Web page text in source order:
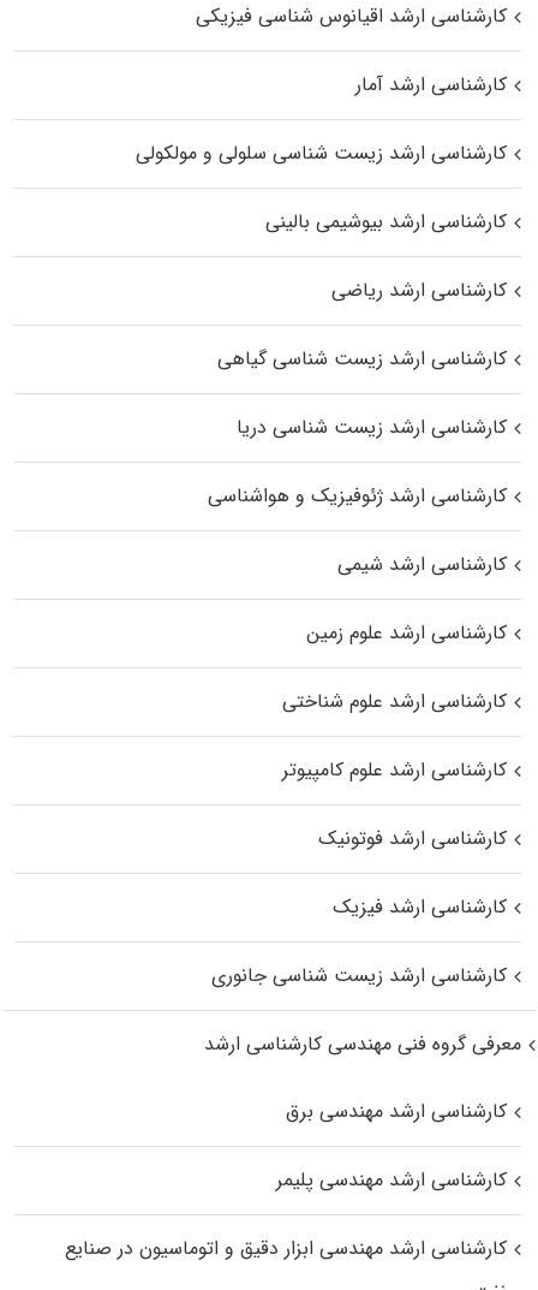
کارشناسی ارشد اقیانوس‌ شناسی فیزیکی
کارشناسی ارشد آمار
کارشناسی ارشد زیست شناسی سلولی و مولکولی
کارشناسی ارشد بیوشیمی بالینی
کارشناسی ارشد ریاضی
کارشناسی ارشد زیست‌ شناسی گیاهی
کارشناسی ارشد زیست‌ شناسی دریا
کارشناسی ارشد ژئوفیزیک و هواشناسی
کارشناسی ارشد شیمی
کارشناسی ارشد علوم زمین
کارشناسی ارشد علوم شناختی
کارشناسی ارشد علوم کامپیوتر
کارشناسی ارشد فوتونیک
کارشناسی ارشد فیزیک
کارشناسی ارشد زیست‌ شناسی جانوری
معرفی گروه فنی مهندسی کارشناسی ارشد
کارشناسی ارشد مهندسی برق
کارشناسی ارشد مهندسی پلیمر
کارشناسی ارشد مهندسی ابزار دقیق و اتوماسیون در صنایع